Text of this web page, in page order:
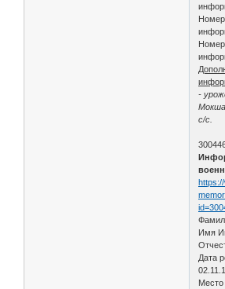
Номер
Номер
-
с/с.
Имя
Дата
Место